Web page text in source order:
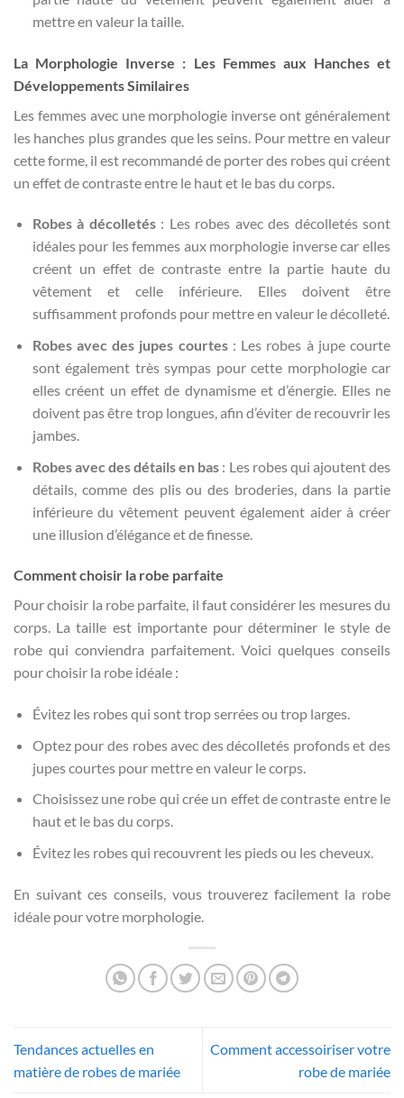
mettre en valeur la taille.
La Morphologie Inverse : Les Femmes aux Hanches et
Développements Similaires
Les femmes avec une morphologie inverse ont généralement
les hanches plus grandes que les seins. Pour mettre en valeur
cette forme, il est recommandé de porter des robes qui créent
un effet de contraste entre le haut et le bas du corps.
Robes à décolletés : Les robes avec des décolletés sont
idéales pour les femmes aux morphologie inverse car elles
créent un effet de contraste entre la partie haute du
vêtement et celle inférieure. Elles doivent être
suffisamment profonds pour mettre en valeur le décolleté.
Robes avec des jupes courtes : Les robes à jupe courte
sont également très sympas pour cette morphologie car
elles créent un effet de dynamisme et d’énergie. Elles ne
doivent pas être trop longues, afin d’éviter de recouvrir les
jambes.
Robes avec des détails en bas : Les robes qui ajoutent des
détails, comme des plis ou des broderies, dans la partie
inférieure du vêtement peuvent également aider à créer
une illusion d’élégance et de finesse.
Comment choisir la robe parfaite
Pour choisir la robe parfaite, il faut considérer les mesures du
corps. La taille est importante pour déterminer le style de
robe qui conviendra parfaitement. Voici quelques conseils
pour choisir la robe idéale :
Évitez les robes qui sont trop serrées ou trop larges.
Optez pour des robes avec des décolletés profonds et des
jupes courtes pour mettre en valeur le corps.
Choisissez une robe qui crée un effet de contraste entre le
haut et le bas du corps.
Évitez les robes qui recouvrent les pieds ou les cheveux.
En suivant ces conseils, vous trouverez facilement la robe
idéale pour votre morphologie.
Tendances actuelles en
matière de robes de mariée
Comment accessoiriser votre
robe de mariée